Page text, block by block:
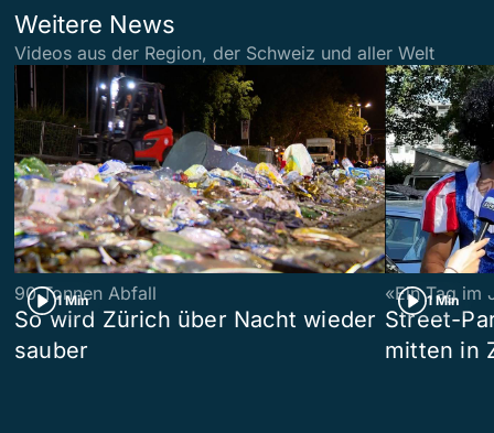
Weitere News
Videos aus der Region, der Schweiz und aller Welt
1 Min
90 Tonnen Abfall
So wird Zürich über Nacht wieder
sauber
1 Min
«Ein Tag im
Street-
mitten in